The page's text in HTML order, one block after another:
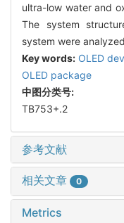
ultra-low water and
The system
system were
Key words: OLED
OLED package
中图分类号:
TB753+.2
参考文献
相关文章 0
Metrics